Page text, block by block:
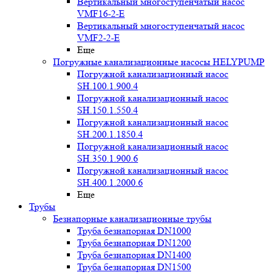
VMF16-2-E
Вертикальный многоступенчатый насос
VMF2-2-E
Еще
Погружные канализационные насосы HELYPUMP
Погружной канализационный насос
SH.100.1.900.4
Погружной канализационный насос
SH.150.1.550.4
Погружной канализационный насос
SH.200.1.1850.4
Погружной канализационный насос
SH.350.1.900.6
Погружной канализационный насос
SH.400.1.2000.6
Еще
Трубы
Безнапорные канализационные трубы
Труба безнапорная DN1000
Труба безнапорная DN1200
Труба безнапорная DN1400
Труба безнапорная DN1500